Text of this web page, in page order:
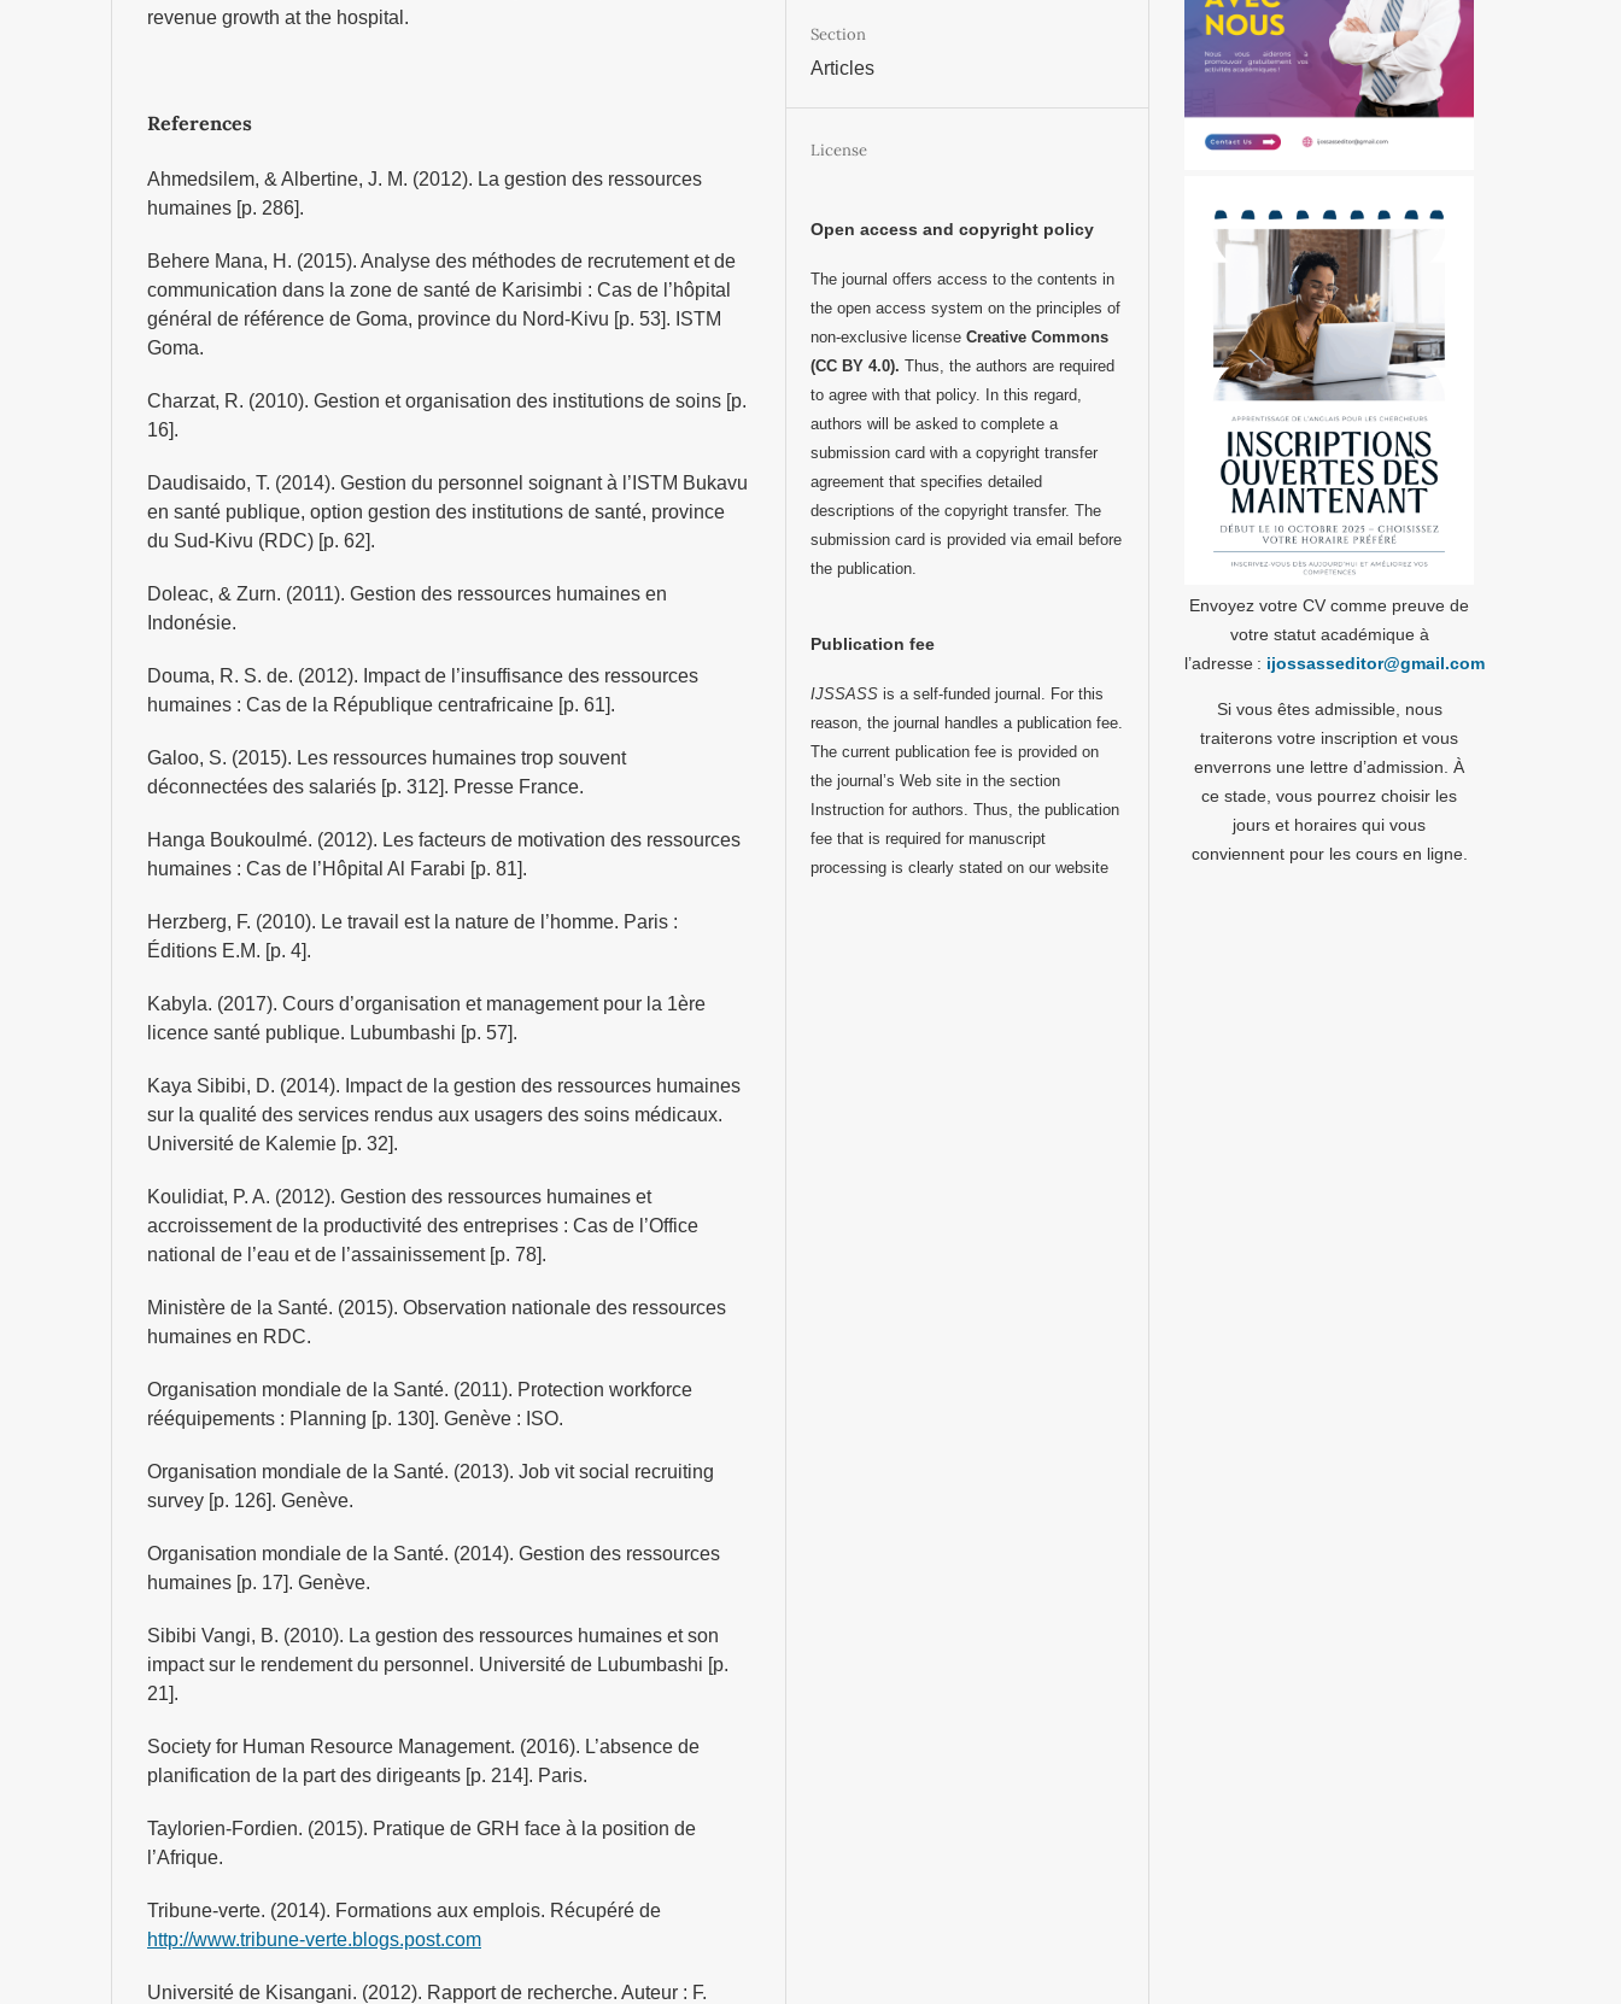
revenue growth at the hospital.
References
Ahmedsilem, & Albertine, J. M. (2012). La gestion des ressources
humaines [p. 286].
Behere Mana, H. (2015). Analyse des méthodes de recrutement et de
communication dans la zone de santé de Karisimbi : Cas de l’hôpital
général de référence de Goma, province du Nord-Kivu [p. 53]. ISTM
Goma.
Charzat, R. (2010). Gestion et organisation des institutions de soins [p.
16].
Daudisaido, T. (2014). Gestion du personnel soignant à l’ISTM Bukavu
en santé publique, option gestion des institutions de santé, province
du Sud-Kivu (RDC) [p. 62].
Doleac, & Zurn. (2011). Gestion des ressources humaines en
Indonésie.
Douma, R. S. de. (2012). Impact de l’insuffisance des ressources
humaines : Cas de la République centrafricaine [p. 61].
Galoo, S. (2015). Les ressources humaines trop souvent
déconnectées des salariés [p. 312]. Presse France.
Hanga Boukoulmé. (2012). Les facteurs de motivation des ressources
humaines : Cas de l’Hôpital Al Farabi [p. 81].
Herzberg, F. (2010). Le travail est la nature de l’homme. Paris :
Éditions E.M. [p. 4].
Kabyla. (2017). Cours d’organisation et management pour la 1ère
licence santé publique. Lubumbashi [p. 57].
Kaya Sibibi, D. (2014). Impact de la gestion des ressources humaines
sur la qualité des services rendus aux usagers des soins médicaux.
Université de Kalemie [p. 32].
Koulidiat, P. A. (2012). Gestion des ressources humaines et
accroissement de la productivité des entreprises : Cas de l’Office
national de l’eau et de l’assainissement [p. 78].
Ministère de la Santé. (2015). Observation nationale des ressources
humaines en RDC.
Organisation mondiale de la Santé. (2011). Protection workforce
rééquipements : Planning [p. 130]. Genève : ISO.
Organisation mondiale de la Santé. (2013). Job vit social recruiting
survey [p. 126]. Genève.
Organisation mondiale de la Santé. (2014). Gestion des ressources
humaines [p. 17]. Genève.
Sibibi Vangi, B. (2010). La gestion des ressources humaines et son
impact sur le rendement du personnel. Université de Lubumbashi [p.
21].
Society for Human Resource Management. (2016). L’absence de
planification de la part des dirigeants [p. 214]. Paris.
Taylorien-Fordien. (2015). Pratique de GRH face à la position de
l’Afrique.
Tribune-verte. (2014). Formations aux emplois. Récupéré de
http://www.tribune-verte.blogs.post.com
Université de Kisangani. (2012). Rapport de recherche. Auteur : F.
Section
Articles
License
Open access and copyright policy
The journal offers access to the contents in
the open access system on the principles of
non-exclusive licenseCreative Commons
(CC BY 4.0). Thus, the authors are required
to agree with that policy. In this regard,
authors will be asked to complete a
submission card with a copyright transfer
agreement that specifies detailed
descriptions of the copyright transfer. The
submission card is provided via email before
the publication.
Publication fee
IJSSASS is a self-funded journal. For this
reason, the journal handles a publication fee.
The current publication fee is provided on
the journal’s Web site in the section
Instruction for authors. Thus, the publication
fee that is required for manuscript
processing is clearly stated on our website
Envoyez votre CV comme preuve de
votre statut académique à
l’adresse : ijossasseditor@gmail.com
Si vous êtes admissible, nous
traiterons votre inscription et vous
enverrons une lettre d’admission. À
ce stade, vous pourrez choisir les
jours et horaires qui vous
conviennent pour les cours en ligne.